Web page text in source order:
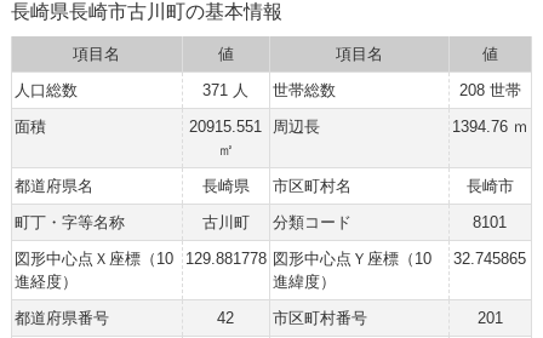
長崎県長崎市古川町の基本情報
項目名 値 項目名
値
人口総数
371 人 世帯総数
208 世帯
面積
20915.551
㎡
周辺長 1394.76 ｍ
都道府県名 長崎県 市区町村名
長崎市
町丁・字等名称
古川町 分類コード
8101
図形中心点Ｘ座標（10
進経度）
129.881778 図形中心点Ｙ座標（10
進緯度）
32.745865
都道府県番号 42 市区町村番号
201